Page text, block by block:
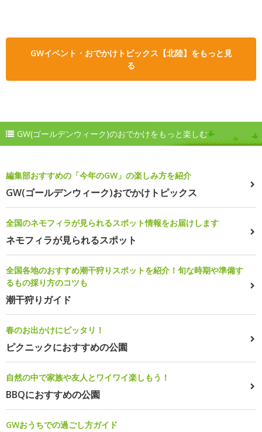
GWイベント・おでかけトピックス【北陸】をもっと見
る
GW(ゴールデンウィーク)のおでかけをもっと楽しむ
編集部おすすめの「今年のGW」の楽しみ方を紹介
GW(ゴールデンウィーク)おでかけトピックス
全国のネモフィラが見られるスポット情報をお届けします
ネモフィラが見られるスポット
全国各地のおすすめ潮干狩りスポットを紹介！旬な時期や準備す
るもの採り方のコツも
潮干狩りガイド
春のお出かけにピッタリ！
ピクニックにおすすめの公園
自然の中で家族や友人とワイワイ楽しもう！
BBQにおすすめの公園
GWおうちでの過ごし方ガイド